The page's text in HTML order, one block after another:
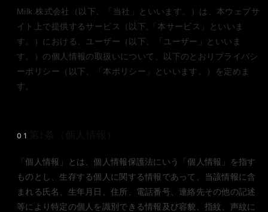
Milk.株式会社（以下、「当社」といいます。）は、本ウェブサ
イト上で提供するサービス（以下,「本サービス」といいま
す。）における、ユーザー（以下、「ユーザー」といいま
す。）の個人情報の取扱いについて、以下のとおりプライバシ
ーポリシー（以下、「本ポリシー」といいます。）を定めま
す。
01
「個人情報」とは、個人情報保護法にいう「個人情報」を指す
ものとし、生存する個人に関する情報であって、当該情報に含
まれる氏名、生年月日、住所、電話番号、連絡先その他の記述
等により特定の個人を識別できる情報及び容貌、指紋、声紋に